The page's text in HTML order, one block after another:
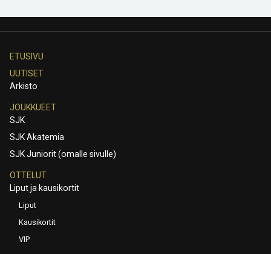
ETUSIVU
UUTISET
Arkisto
JOUKKUEET
SJK
SJK Akatemia
SJK Juniorit (omalle sivulle)
OTTELUT
Liput ja kausikortit
Liput
Kausikortit
VIP